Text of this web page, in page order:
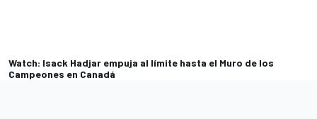
Watch: Isack Hadjar empuja al límite hasta el Muro de los
Campeones en Canadá